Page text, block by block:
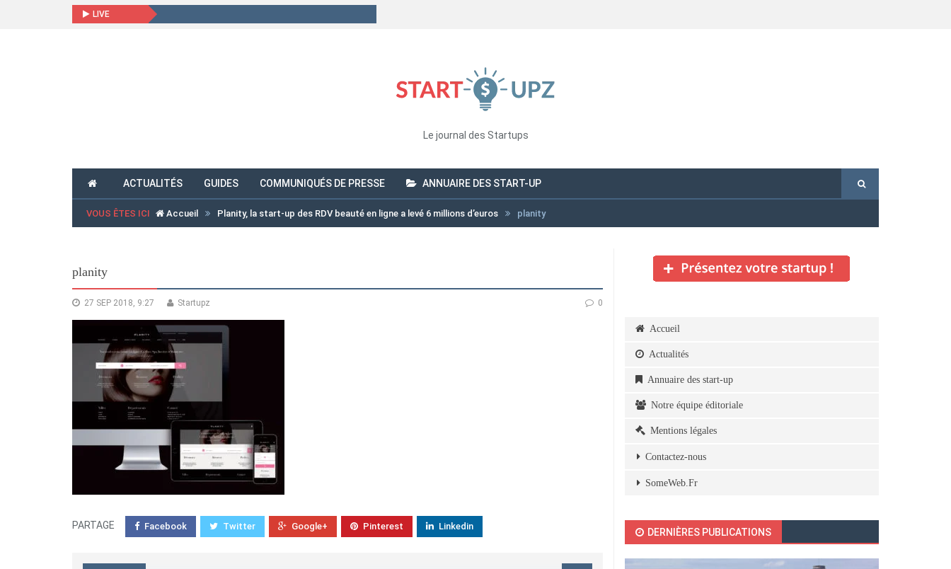
LIVE
Le journal des Startups
ACTUALITÉS GUIDES COMMUNIQUÉS DE PRESSE ANNUAIRE DES START-UP
VOUS ÊTES ICI Accueil Planity, la start-up des RDV beauté en ligne a levé 6 millions d’euros planity
planity
27 SEP 2018, 9:27 0
Startupz
PARTAGE Facebook Twitter Google+ Pinterest Linkedin
Accueil
Actualités
Annuaire des start-up
Notre équipe éditoriale
Mentions légales
Contactez-nous
SomeWeb.Fr
DERNIÈRES PUBLICATIONS